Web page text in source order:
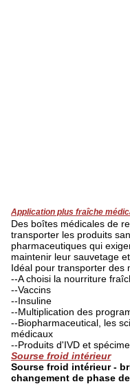
Application plus fraîche
Des boîtes médicales de
transporter les produits
pharmaceutiques qui
maintenir leur sauvetage
Idéal pour transporter des
--A choisi la nourriture
--Vaccins
--Insuline
--Multiplication des
--Biopharmaceutical, les
médicaux
--Produits d'IVD et
Sourse froid intérieur
Sourse froid intérieur -
changement de phase